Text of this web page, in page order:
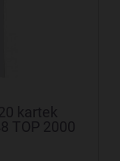
kartek
TOP 2000